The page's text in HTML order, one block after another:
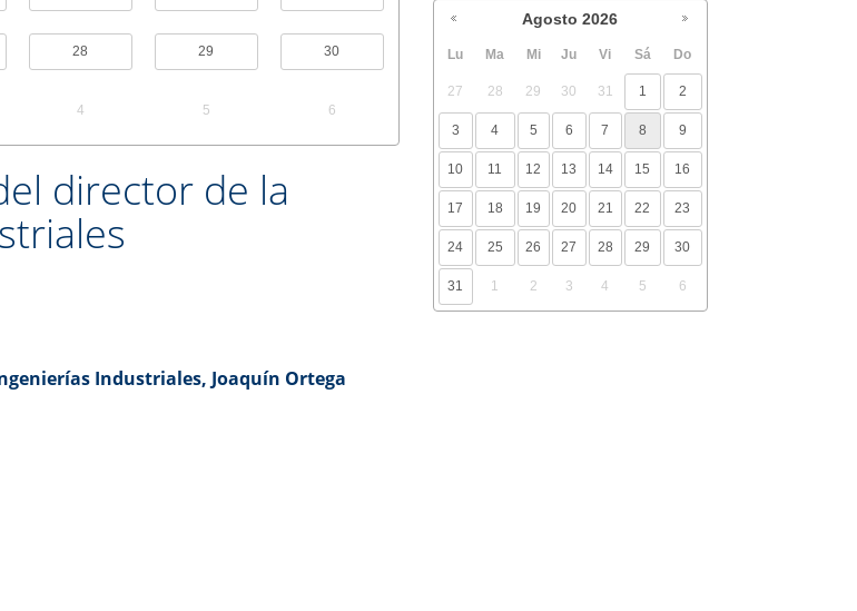
28 29 30
4 5 6
director de la
Industriales, Joaquín Ortega
Agosto 2026
Lu Ma Mi Ju Vi Sá Do
27 28 29 30 31 1 2
3 4 5 6 7 8 9
10 11 12 13 14 15 16
17 18 19 20 21 22 23
24 25 26 27 28 29 30
31 1 2 3 4 5 6